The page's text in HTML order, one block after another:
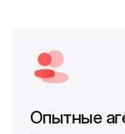
Опытные